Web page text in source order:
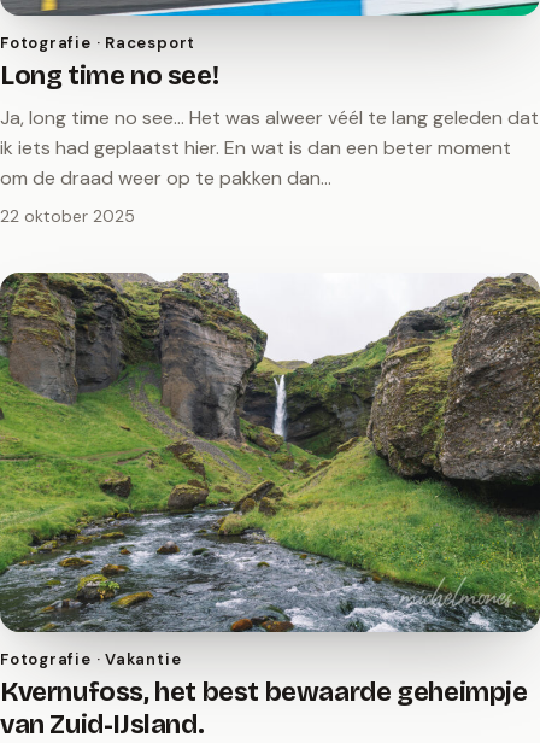
Fotografie · Racesport
Long time no see!
Ja, long time no see… Het was alweer véél te lang geleden dat
ik iets had geplaatst hier. En wat is dan een beter moment
om de draad weer op te pakken dan…
22 oktober 2025
Fotografie · Vakantie
Kvernufoss, het best bewaarde geheimpje
van Zuid-IJsland.